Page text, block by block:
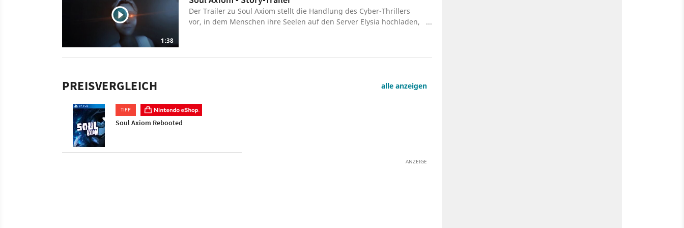
1:38
Der Trailer zu Soul Axiom stellt die Handlung des Cyber-Thrillers
vor, in dem Menschen ihre Seelen auf den Server Elysia hochladen,
PREISVERGLEICH alle anzeigen
TIPP
Soul Axiom Rebooted
ANZEIGE